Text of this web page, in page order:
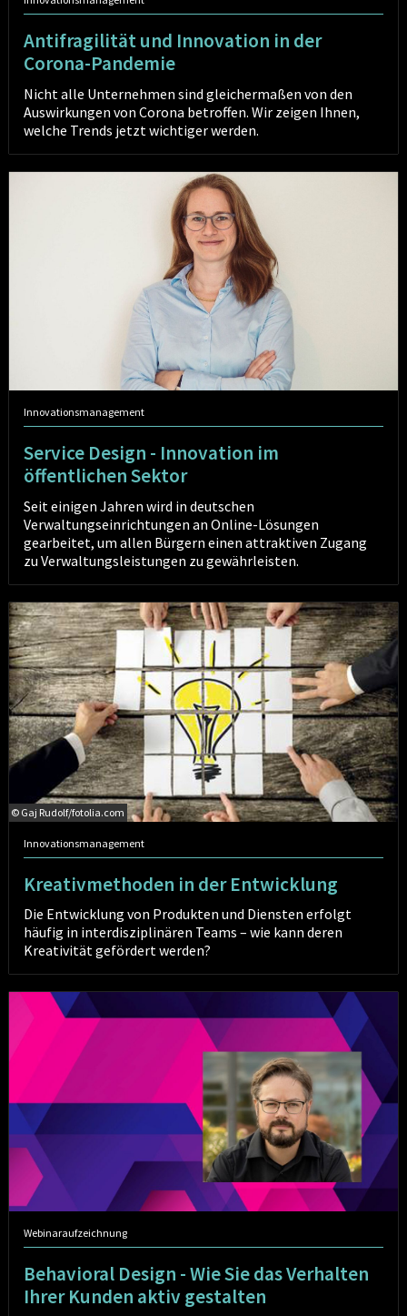
Antifragilität und Innovation in der
Corona-Pandemie
Nicht alle Unternehmen sind gleichermaßen von den
Auswirkungen von Corona betroffen. Wir zeigen Ihnen,
welche Trends jetzt wichtiger werden.
Innovationsmanagement
Service Design - Innovation im
öffentlichen Sektor
Seit einigen Jahren wird in deutschen
Verwaltungseinrichtungen an Online-Lösungen
gearbeitet, um allen Bürgern einen attraktiven Zugang
zu Verwaltungsleistungen zu gewährleisten.
© Gaj Rudolf/fotolia.com
Innovationsmanagement
Kreativmethoden in der Entwicklung
Die Entwicklung von Produkten und Diensten erfolgt
häufig in interdisziplinären Teams – wie kann deren
Kreativität gefördert werden?
Kreativmethoden
in
der
Entwicklung
Webinaraufzeichnung
Behavioral Design - Wie Sie das Verhalten
Ihrer Kunden aktiv gestalten
Behavioral
Design
Wie
Verhalten
Ihrer
Kunden
aktiv
gestalten